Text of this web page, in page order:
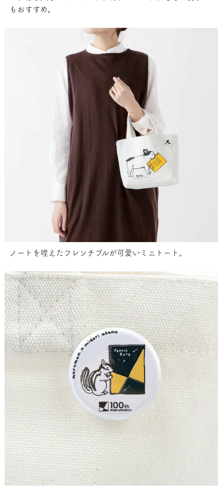
もおすすめ。
ノートを咥えたフレンチブルが可愛いミニトート。